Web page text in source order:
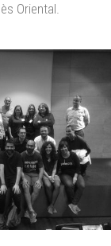
Oriental.